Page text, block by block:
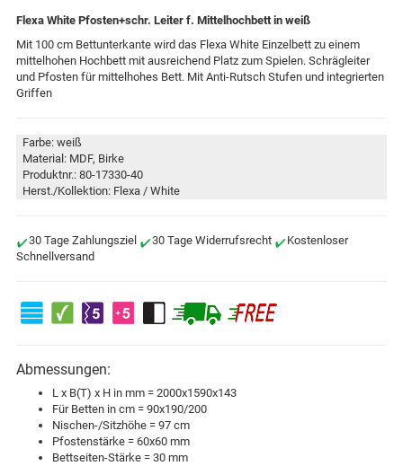
Flexa White Pfosten+schr. Leiter f. Mittelhochbett in weiß
Mit 100 cm Bettunterkante wird das Flexa White Einzelbett zu einem
mittelhohen Hochbett mit ausreichend Platz zum Spielen. Schrägleiter
und Pfosten für mittelhohes Bett. Mit Anti-Rutsch Stufen und integrierten
Griffen
Farbe: weiß
Material: MDF, Birke
Produktnr.: 80-17330-40
Herst./Kollektion: Flexa / White
30 Tage Zahlungsziel 30 Tage Widerrufsrecht
Kostenloser
Schnellversand
Abmessungen:
L x B(T) x H in mm = 2000x1590x143
Für Betten in cm = 90x190/200
Nischen-/Sitzhöhe = 97 cm
Pfostenstärke = 60x60 mm
Bettseiten-Stärke = 30 mm